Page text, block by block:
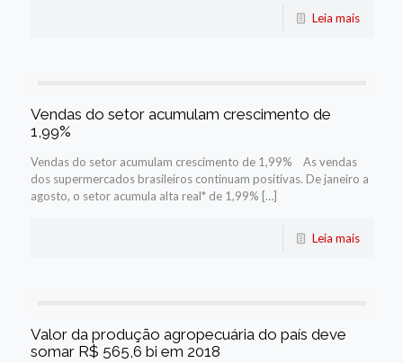
Leia mais
Vendas do setor acumulam crescimento de
1,99%
Vendas do setor acumulam crescimento de 1,99% As vendas
dos supermercados brasileiros continuam positivas. De janeiro a
agosto, o setor acumula alta real* de 1,99% […]
Leia mais
Valor da produção agropecuária do país deve
somar R$ 565,6 bi em 2018